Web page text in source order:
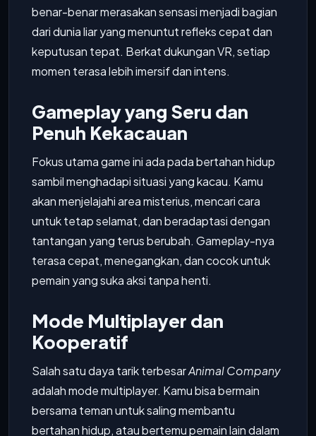
benar-benar merasakan sensasi menjadi bagian
dari dunia liar yang menuntut refleks cepat dan
keputusan tepat. Berkat dukungan VR, setiap
momen terasa lebih imersif dan intens.
Gameplay yang Seru dan
Penuh Kekacauan
Fokus utama game ini ada pada bertahan hidup
sambil menghadapi situasi yang kacau. Kamu
akan menjelajahi area misterius, mencari cara
untuk tetap selamat, dan beradaptasi dengan
tantangan yang terus berubah. Gameplay-nya
terasa cepat, menegangkan, dan cocok untuk
pemain yang suka aksi tanpa henti.
Mode Multiplayer dan
Kooperatif
Salah satu daya tarik terbesarAnimal Company
adalah mode multiplayer. Kamu bisa bermain
bersama teman untuk saling membantu
bertahan hidup, atau bertemu pemain lain dalam